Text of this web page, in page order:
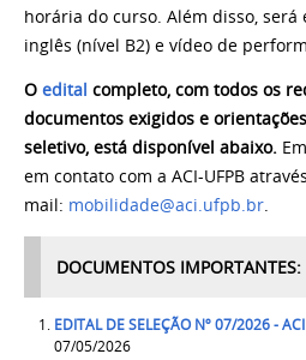
horária do curso. Além disso,
inglês (nível B2) e vídeo de
O edital completo, com todos os
documentos exigidos e
seletivo, está disponível abaixo.
em contato com a ACI-UFPB
mail: mobilidade@aci.ufpb.br.
DOCUMENTOS IMPORTANTES:
EDITAL DE SELEÇÃO Nº07/2026 - ACI
07/05/2026